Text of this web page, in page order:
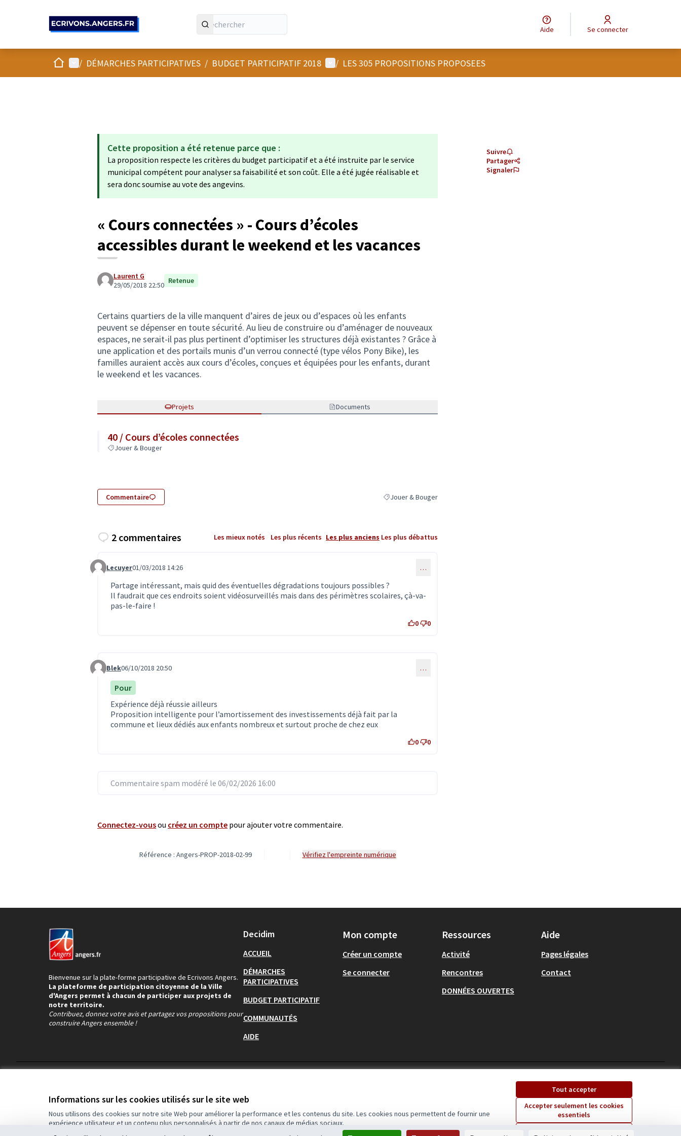
Informations sur les cookies utilisés sur le site web
Nous utilisons des cookies sur notre site Web pour améliorer la performance et les contenus du site. Les cookies nous permettent de fournir une
expérience utilisateur et un contenu plus personnalisés à partir de nos canaux de médias sociaux.
Tout accepter
Accepter seulement les cookies
essentiels
Aide Se connecter
AccueilMenu principal
/ DÉMARCHES PARTICIPATIVES / BUDGET PARTICIPATIF 2018 Menu utilisateur
/ LES 305 PROPOSITIONS PROPOSEES
Cette proposition a été retenue parce que :
La proposition respecte les critères du budget participatif et a été instruite par le service
municipal compétent pour analyser sa faisabilité et son coût. Elle a été jugée réalisable et
sera donc soumise au vote des angevins.
« Cours connectées » - Cours d’écoles
accessibles durant le weekend et les vacances
Laurent G
29/05/2018 22:50 Retenue
Certains quartiers de la ville manquent d’aires de jeux ou d’espaces où les enfants
peuvent se dépenser en toute sécurité. Au lieu de construire ou d’aménager de nouveaux
espaces, ne serait-il pas plus pertinent d’optimiser les structures déjà existantes ? Grâce à
une application et des portails munis d’un verrou connecté (type vélos Pony Bike), les
familles auraient accès aux cours d’écoles, conçues et équipées pour les enfants, durant
le weekend et les vacances.
Projets Documents
40 / Cours d’écoles connectées
Jouer & Bouger
Commentaire Filtrer les résultats de la catégorie : Jouer & Bouger
Jouer & Bouger
Suivre
Partager
Signaler
2 commentaires Les mieux notés Les plus récents Les plus anciens Les plus débattus
Commentaire 241
Lecuyer01/03/2018 14:26 …
Partage intéressant, mais quid des éventuelles dégradations toujours possibles ?
Il faudrait que ces endroits soient vidéosurveillés mais dans des périmètres scolaires, çà-va-
pas-le-faire !
0 0
Commentaire 885
Blek06/10/2018 20:50 …
Pour
Expérience déjà réussie ailleurs
Proposition intelligente pour l’amortissement des investissements déjà fait par la
commune et lieux dédiés aux enfants nombreux et surtout proche de chez eux
0 0
Commentaire spam modéré le 06/02/2026 16:00
Connectez-vousou créez un compte pour ajouter votre commentaire.
Référence : Angers-PROP-2018-02-99 Vérifiez l'empreinte numérique
Bienvenue sur la plate-forme participative de Ecrivons Angers.
La plateforme de participation citoyenne de la Ville
d'Angers permet à chacun de participer aux projets de
notre territoire.
Contribuez, donnez votre avis et partagez vos propositions pour
construire Angers ensemble !
Decidim
ACCUEIL
DÉMARCHES
PARTICIPATIVES
BUDGET PARTICIPATIF
COMMUNAUTÉS
AIDE
Mon compte
Créer un compte
Se connecter
Ressources
Activité
Rencontres
DONNÉES OUVERTES
Aide
Pages légales
Contact
(Lien externe)(Lien externe)
(Lien externe)
Licence Creative
(Lien externe)